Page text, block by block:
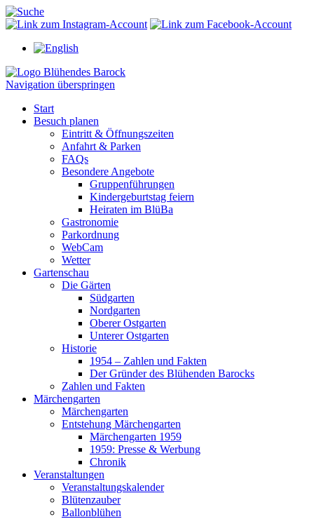
Navigation überspringen
Start
Besuch planen
Eintritt & Öffnungszeiten
Anfahrt & Parken
FAQs
Besondere Angebote
Gruppenführungen
Kindergeburtstag feiern
Heiraten im BlüBa
Gastronomie
Parkordnung
WebCam
Wetter
Gartenschau
Die Gärten
Südgarten
Nordgarten
Oberer Ostgarten
Unterer Ostgarten
Historie
1954 – Zahlen und Fakten
Der Gründer des Blühenden Barocks
Zahlen und Fakten
Märchengarten
Märchengarten
Entstehung Märchengarten
Märchengarten 1959
1959: Presse & Werbung
Chronik
Veranstaltungen
Veranstaltungskalender
Blütenzauber
Ballonblühen